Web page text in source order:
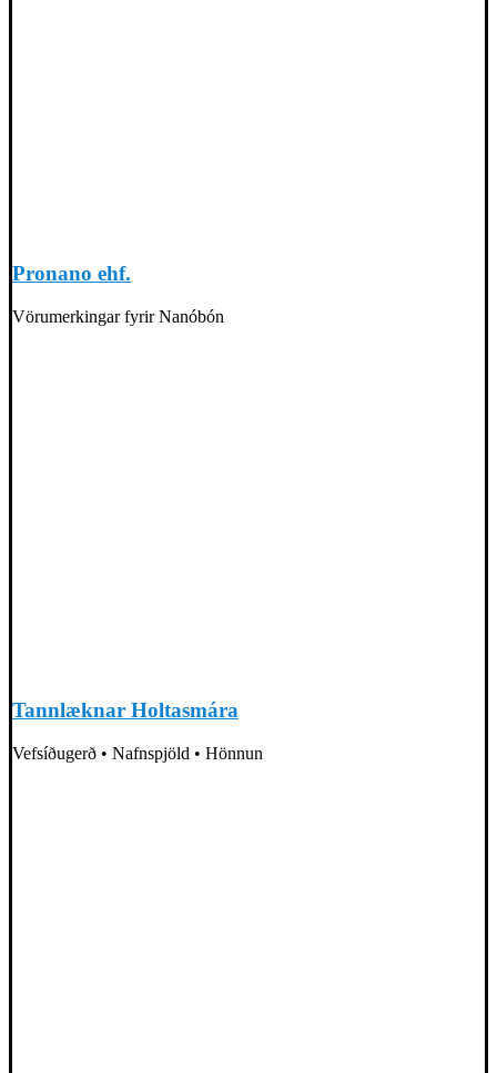
Pronano ehf.
Vörumerkingar fyrir Nanóbón
Tannlæknar Holtasmára
Vefsíðugerð • Nafnspjöld • Hönnun